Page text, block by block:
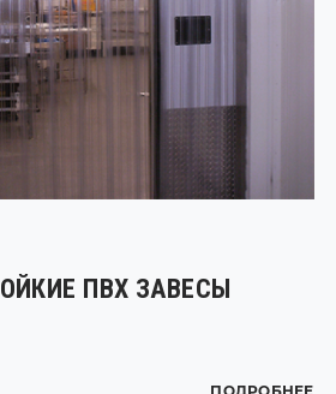
ПВХ ЗАВЕСЫ